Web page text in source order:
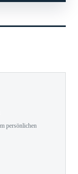
persönlichen